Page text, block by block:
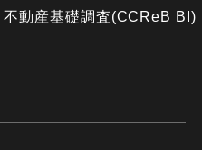
不動産基礎調査(CCReB BI)